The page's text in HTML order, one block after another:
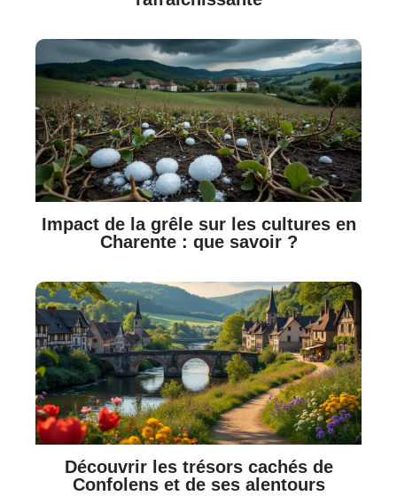
Impact de la grêle sur les cultures en
Charente : que savoir ?
Découvrir les trésors cachés de
Confolens et de ses alentours